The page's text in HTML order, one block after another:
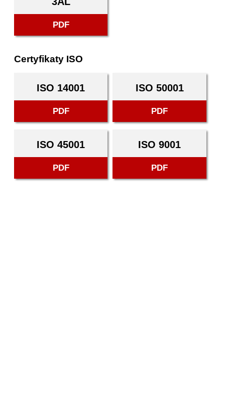
PDF
Certyfikaty ISO
ISO 14001
PDF
ISO 50001
PDF
ISO 45001
PDF
ISO 9001
PDF